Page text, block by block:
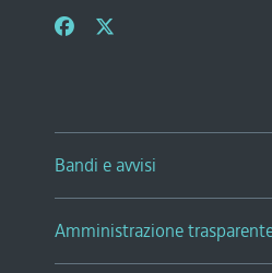
Bandi e avvisi
Amministrazione